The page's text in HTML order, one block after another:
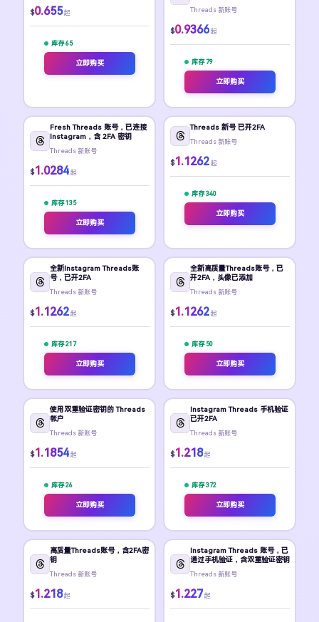
$0.655 起
库存 65
立即购买
Threads 新账号
$0.9366 起
库存 79
立即购买
Fresh Threads 账号，已连接
Instagram，含 2FA 密钥
Threads 新账号
$1.0284 起
库存 135
立即购买
Threads 新号 已开2FA
Threads 新账号
$1.1262 起
库存 340
立即购买
全新Instagram Threads账
号，已开2FA
Threads 新账号
$1.1262 起
库存 217
立即购买
全新高质量Threads账号，已
开2FA，头像已添加
Threads 新账号
$1.1262 起
库存 50
立即购买
使用双重验证密钥的 Threads
帐户
Threads 新账号
$1.1854 起
库存 26
立即购买
Instagram Threads 手机验证
已开2FA
Threads 新账号
$1.218 起
库存 372
立即购买
高质量Threads账号，含2FA密
钥
Threads 新账号
$1.218 起
Instagram Threads 账号，已
通过手机验证，含双重验证密钥
Threads 新账号
$1.227 起